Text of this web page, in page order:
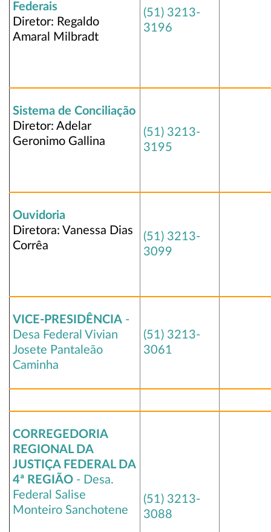
Federais
Diretor: Regaldo
Amaral Milbradt
(51) 3213-
3196
Sistema de Conciliação
Diretor: Adelar
Geronimo Gallina
(51) 3213-
3195
Ouvidoria
Diretora: Vanessa Dias
Corrêa
(51) 3213-
3099
VICE-PRESIDÊNCIA -
Desa Federal Vivian
Josete Pantaleão
Caminha
(51) 3213-
3061
CORREGEDORIA
REGIONAL DA
JUSTIÇA FEDERAL DA
4ª REGIÃO - Desa.
Federal Salise
Monteiro Sanchotene
(51) 3213-
3088